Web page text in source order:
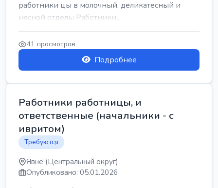
работники цы в молочный, деликатесный и
мясной отделы Работники...
41 просмотров
Подробнее
Работники работницы, и
ответственные (начальники - с
ивритом)
Требуются
Явне (Центральный округ)
Опубликовано: 05.01.2026